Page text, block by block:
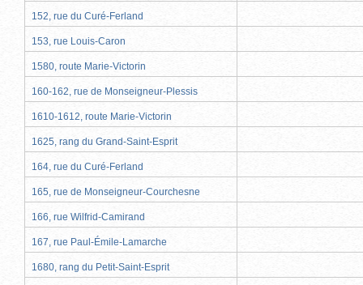
152, rue du Curé-Ferland
153, rue Louis-Caron
1580, route Marie-Victorin
160-162, rue de Monseigneur-Plessis
1610-1612, route Marie-Victorin
1625, rang du Grand-Saint-Esprit
164, rue du Curé-Ferland
165, rue de Monseigneur-Courchesne
166, rue Wilfrid-Camirand
167, rue Paul-Émile-Lamarche
1680, rang du Petit-Saint-Esprit